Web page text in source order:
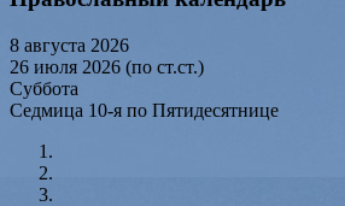
8 августа 2026
26 июля 2026 (по ст.ст.)
Суббота
Седмица 10-я по Пятидесятнице